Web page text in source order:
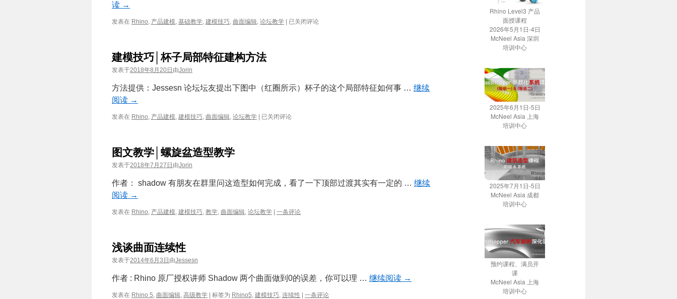
读 →
发表在 Rhino, 产品建模, 基础教学, 建模技巧, 曲面编辑, 论坛教学
建
建
模
节
已关闭评论
建模技巧│杯子局部特征建构方法
发表于2018年8月20日 由Jorin
方法提供：Jessesn 论坛坛友提出下图中（红圈所示）杯子的这个局部特征如何事 … 继续
阅读 →
发表在 Rhino, 产品建模, 建模技巧, 曲面编辑, 论坛教学
建
局
部
建
已关闭评论
图文教学│螺旋盆造型教学
发表于2018年7月27日 由Jorin
作者： shadow 有朋友在群里问这造型如何完成，看了一下顶部过渡其实有一定的 … 继续
阅读 →
发表在 Rhino, 产品建模, 建模技巧, 教学, 曲面编辑, 论坛教学 一条评论
浅谈曲面连续性
发表于2014年6月3日 由Jessesn
作者 : Rhino 原厂授权讲师 Shadow 两个曲面做到0的误差，你可以理 … 继续阅读 →
发表在 Rhino 5, 曲面编辑, 高级教学 标签为 Rhino5, 建模技巧, 连续性 一条评论
Rhino Level3 产品
面授课程
2026年5月1日-4日
McNeel Asia 深圳
培训中心
2025年6月1日-5日
McNeel Asia 上海
培训中心
2025年7月1日-5日
McNeel Asia 成都
培训中心
预约课程、满员开
课
McNeel Asia 上海
培训中心